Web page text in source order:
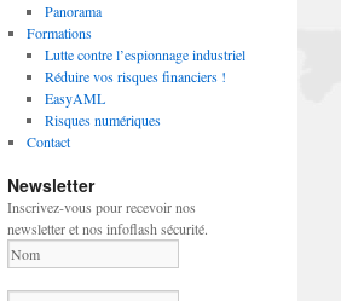
Panorama
Formations
Lutte contre l’espionnage industriel
Réduire vos risques financiers !
EasyAML
Risques numériques
Contact
Newsletter
Inscrivez-vous pour recevoir nos
newsletter et nos infoflash sécurité.